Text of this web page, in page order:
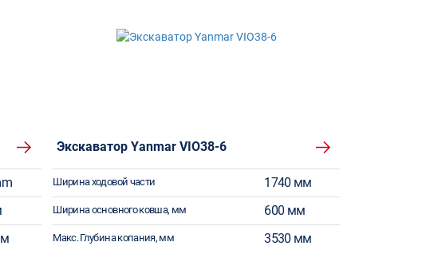
Экскаватор Yanmar VIO38-6
Ширина ходовой части 1740 мм
Ширина основного ковша, мм 600 мм
Макс. Глубина копания, мм 3530 мм